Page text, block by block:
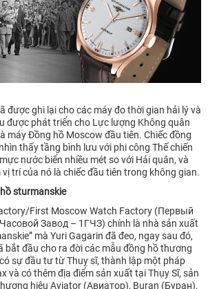
được ghi lại cho các máy đo thời gian hải lý và
được phát triển cho Lực lượng Không quân
máy Đồng hồ Moscow đầu tiên. Chiếc đồng
thấy tầng bình lưu với phi công Thế chiến
nước biển nhiều mét so với Hải quân, và
trí của nó là chiếc đầu tiên trong không gian.
sturmanskie
First Moscow Watch Factory (Первый
Завод – 1ГЧЗ) chính là nhà sản xuất
mà Yuri Gagarin đã đeo, ngay sau đó,
bắt đầu cho ra đời các mẫu đồng hồ thương
sự đầu tư từ Thuỵ sĩ, thành lập một pháp
và có thêm địa điểm sản xuất tại Thụy Sĩ, sản
hiệu Aviator (Авиатор), Buran (Буран),